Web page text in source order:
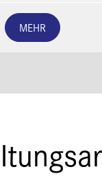
MEHR